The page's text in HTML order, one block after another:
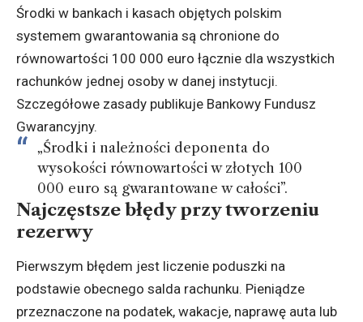
Środki w bankach i kasach objętych polskim
systemem gwarantowania są chronione do
równowartości 100 000 euro łącznie dla wszystkich
rachunków jednej osoby w danej instytucji.
Szczegółowe zasady publikuje Bankowy Fundusz
Gwarancyjny.
„Środki i należności deponenta do
wysokości równowartości w złotych 100
000 euro są gwarantowane w całości”.
Najczęstsze błędy przy tworzeniu
rezerwy
Pierwszym błędem jest liczenie poduszki na
podstawie obecnego salda rachunku. Pieniądze
przeznaczone na podatek, wakacje, naprawę auta lub